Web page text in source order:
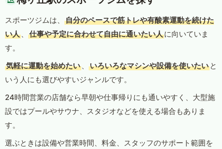
スポーツジムは、
自分のペースで筋トレや有酸素運動を続けた
い人 、 仕事や予定に合わせて自由に通いたい人に向いていま
す。
気軽に運動を始めたい 、 いろいろなマシンや設備を使いたい と
いう人にも選びやすいジャンルです。
24時間営業の店舗なら早朝や仕事帰りにも通いやすく、大型施
設ではプールやサウナ、スタジオなどを使える場合もありま
す。
選ぶときは設備や営業時間、料金、スタッフのサポート範囲を